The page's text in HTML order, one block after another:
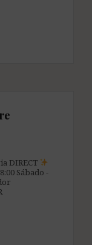
DIRECT
Sábado -